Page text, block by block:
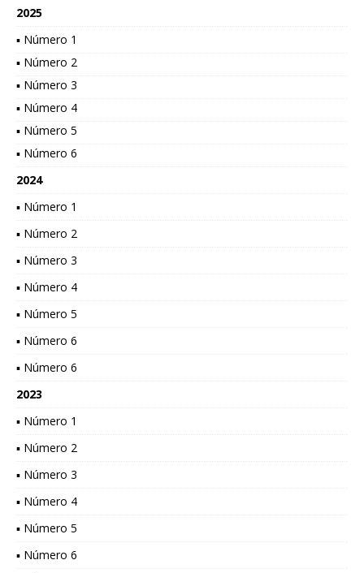
2025
▪ Número 1
▪ Número 2
▪ Número 3
▪ Número 4
▪ Número 5
▪ Número 6
2024
▪ Número 1
▪ Número 2
▪ Número 3
▪ Número 4
▪ Número 5
▪ Número 6
▪ Número 6
2023
▪ Número 1
▪ Número 2
▪ Número 3
▪ Número 4
▪ Número 5
▪ Número 6